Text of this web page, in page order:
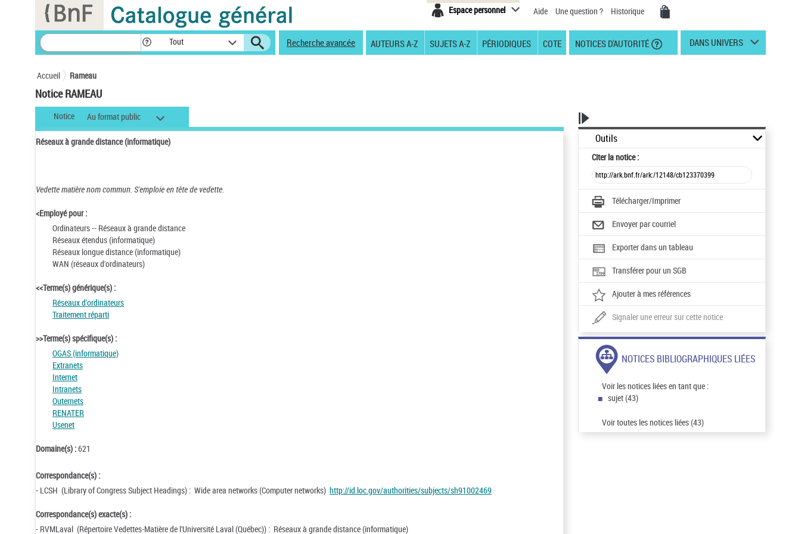
Espace personnel Aide Une question ? Historique
Tout Recherche avancée AUTEURS A-Z SUJETS A-Z PÉRIODIQUES COTE NOTICES D'AUTORITÉ DANS UNIVERS
Accueil Rameau
Notice RAMEAU
Notice Au format public
Réseaux à grande distance (informatique)
Vedette matière nom commun. S'emploie en tête de vedette.
<Employé pour :
Ordinateurs -- Réseaux à grande distance
Réseaux étendus (informatique)
Réseaux longue distance (informatique)
WAN (réseaux d'ordinateurs)
<<Terme(s) générique(s) :
Réseaux d'ordinateurs
Traitement réparti
>>Terme(s) spécifique(s) :
OGAS (informatique)
Extranets
Internet
Intranets
Outernets
RENATER
Usenet
Domaine(s) :621
Correspondance(s) :
- LCSH (Library of Congress Subject Headings) : Wide area networks (Computer networks) http://id.loc.gov/authorities/subjects/sh91002469
Correspondance(s) exacte(s) :
- RVMLaval (Répertoire Vedettes-Matière de l'Université Laval (Québec)) : Réseaux à grande distance (informatique)
Outils
Citerla notice :
Télécharger/Imprimer
Envoyer par courriel
Exporter dans un tableau
Transférer pour un SGB
Ajouter à mes références
Signaler une erreur sur cette notice
NOTICES BIBLIOGRAPHIQUES LIÉES
Voir les notices liées en tant que :
sujet (43)
Voir toutes les notices liées (43)
Panneau de gestion des cookies